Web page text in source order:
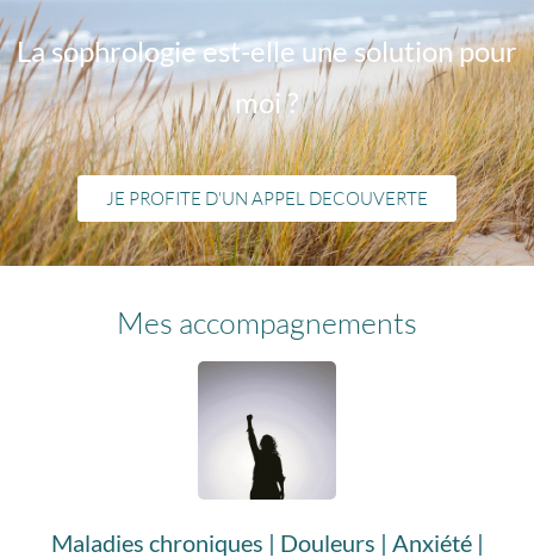
La sophrologie est-elle une solution pour
moi ?
JE PROFITE D'UN APPEL DECOUVERTE
Mes accompagnements
Maladies chroniques | Douleurs | Anxiété |